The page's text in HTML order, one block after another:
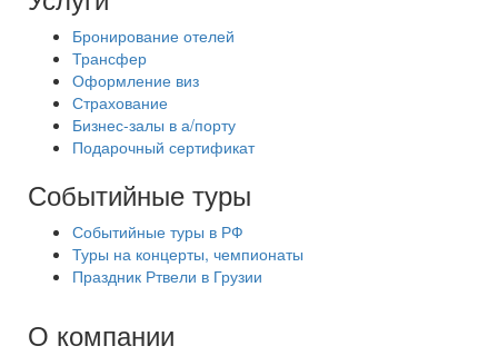
Бронирование отелей
Трансфер
Оформление виз
Страхование
Бизнес-залы в а/порту
Подарочный сертификат
Событийные туры
Событийные туры в РФ
Туры на концерты, чемпионаты
Праздник Ртвели в Грузии
О компании